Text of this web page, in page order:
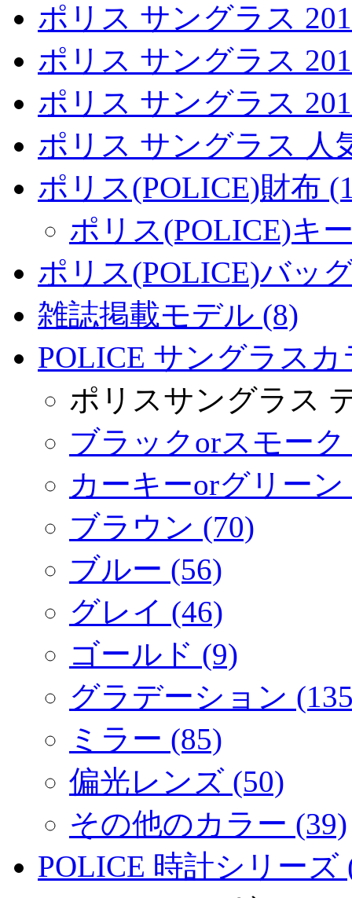
ポリス サングラス
ポリス サングラス
ポリス サングラス
ポリス サングラス 人
ポリス(POLICE)財布
ポリス(POLICE)キ
ポリス(POLICE)バッ
雑誌掲載モデル (8)
POLICE サングラスカ
ポリスサングラス
ブラックorスモーク
カーキーorグリーン
ブラウン (70)
ブルー (56)
グレイ (46)
ゴールド (9)
グラデーション
ミラー (85)
偏光レンズ (50)
その他のカラー (39)
POLICE 時計シリーズ